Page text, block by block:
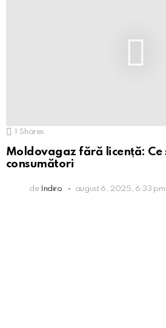
Shares
Moldovagaz fără licență: Ce
consumători
de Indiro august 6, 2025, 6:33 pm